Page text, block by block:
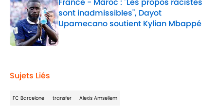
sont inadmissibles", Dayot
Upamecano soutient Kylian Mbappé
Published by on Invalid Date
Sujets Liés
FC Barcelone transfer Alexis Amsellem